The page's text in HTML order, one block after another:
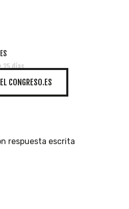
25 días
CONGRESO.ES
respuesta escrita